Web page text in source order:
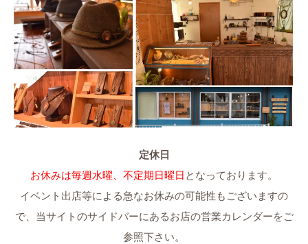
定休日
お休みは毎週水曜、不定期日曜日 となっております。
イベント出店等による急なお休みの可能性もございますの
で、当サイトのサイドバーにあるお店の営業カレンダーをご
参照下さい。